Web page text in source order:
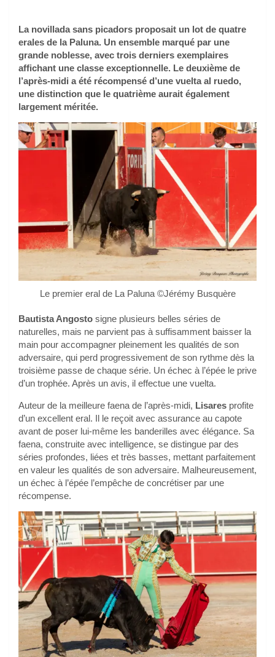
La novillada sans picadors proposait un lot de quatre
erales de la Paluna. Un ensemble marqué par une
grande noblesse, avec trois derniers exemplaires
affichant une classe exceptionnelle. Le deuxième de
l’après-midi a été récompensé d’une vuelta al ruedo,
une distinction que le quatrième aurait également
largement méritée.
Le premier eral de La Paluna ©Jérémy Busquère
Bautista Angosto signe plusieurs belles séries de
naturelles, mais ne parvient pas à suffisamment baisser la
main pour accompagner pleinement les qualités de son
adversaire, qui perd progressivement de son rythme dès la
troisième passe de chaque série. Un échec à l’épée le prive
d’un trophée. Après un avis, il effectue une vuelta.
Auteur de la meilleure faena de l’après-midi, Lisares profite
d’un excellent eral. Il le reçoit avec assurance au capote
avant de poser lui-même les banderilles avec élégance. Sa
faena, construite avec intelligence, se distingue par des
séries profondes, liées et très basses, mettant parfaitement
en valeur les qualités de son adversaire. Malheureusement,
un échec à l’épée l’empêche de concrétiser par une
récompense.